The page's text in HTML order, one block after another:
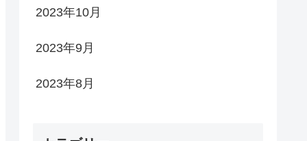
2023年10月
2023年9月
2023年8月